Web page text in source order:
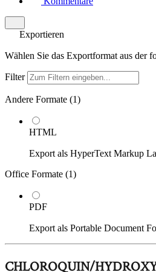
Exportieren
Wählen Sie das Exportformat aus der
Filter
Andere Formate (1)
HTML
Export als HyperText Markup
Office Formate (1)
PDF
Export als Portable Document
CHLOROQUIN/